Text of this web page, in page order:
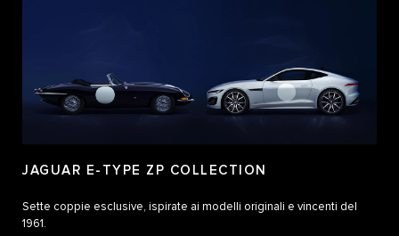
JAGUAR E-TYPE ZP COLLECTION
Sette coppie esclusive, ispirate ai modelli originali e vincenti del
1961.